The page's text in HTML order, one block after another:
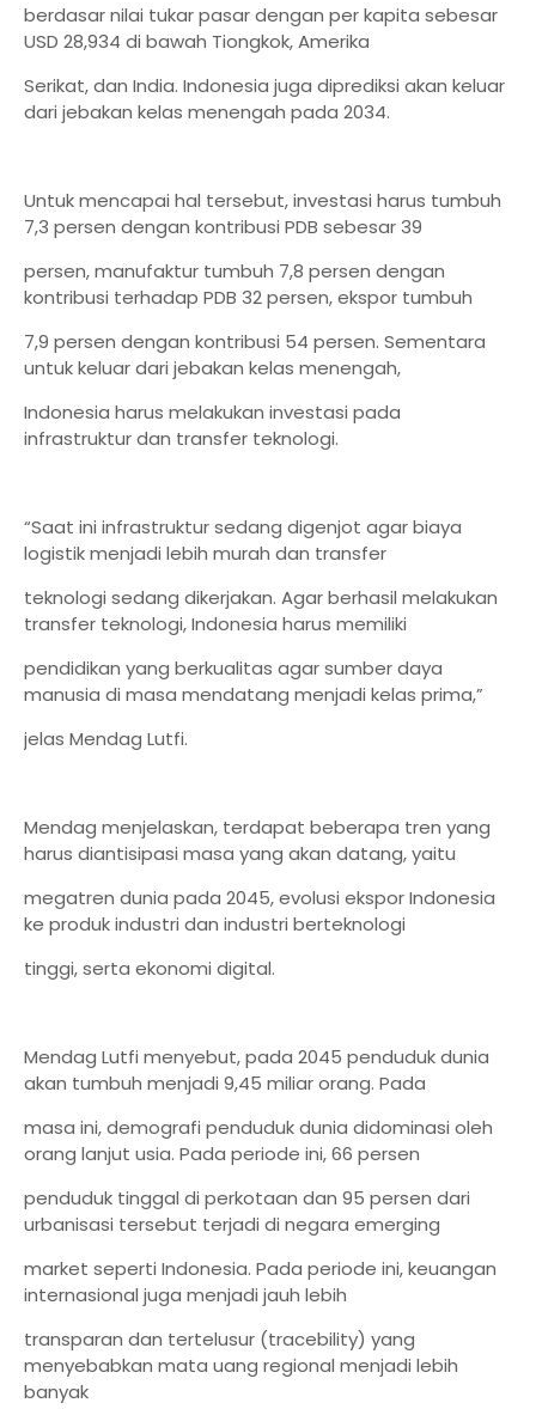
berdasar nilai tukar pasar dengan per kapita sebesar
USD 28,934 di bawah Tiongkok, Amerika
Serikat, dan India. Indonesia juga diprediksi akan keluar
dari jebakan kelas menengah pada 2034.
Untuk mencapai hal tersebut, investasi harus tumbuh
7,3 persen dengan kontribusi PDB sebesar 39
persen, manufaktur tumbuh 7,8 persen dengan
kontribusi terhadap PDB 32 persen, ekspor tumbuh
7,9 persen dengan kontribusi 54 persen. Sementara
untuk keluar dari jebakan kelas menengah,
Indonesia harus melakukan investasi pada
infrastruktur dan transfer teknologi.
“Saat ini infrastruktur sedang digenjot agar biaya
logistik menjadi lebih murah dan transfer
teknologi sedang dikerjakan. Agar berhasil melakukan
transfer teknologi, Indonesia harus memiliki
pendidikan yang berkualitas agar sumber daya
manusia di masa mendatang menjadi kelas prima,”
jelas Mendag Lutfi.
Mendag menjelaskan, terdapat beberapa tren yang
harus diantisipasi masa yang akan datang, yaitu
megatren dunia pada 2045, evolusi ekspor Indonesia
ke produk industri dan industri berteknologi
tinggi, serta ekonomi digital.
Mendag Lutfi menyebut, pada 2045 penduduk dunia
akan tumbuh menjadi 9,45 miliar orang. Pada
masa ini, demografi penduduk dunia didominasi oleh
orang lanjut usia. Pada periode ini, 66 persen
penduduk tinggal di perkotaan dan 95 persen dari
urbanisasi tersebut terjadi di negara emerging
market seperti Indonesia. Pada periode ini, keuangan
internasional juga menjadi jauh lebih
transparan dan tertelusur (tracebility) yang
menyebabkan mata uang regional menjadi lebih
banyak